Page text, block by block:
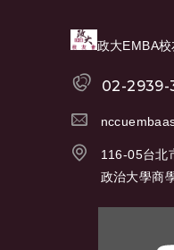
政大EMBA校
02-2939-
116-05台北
政治大學商